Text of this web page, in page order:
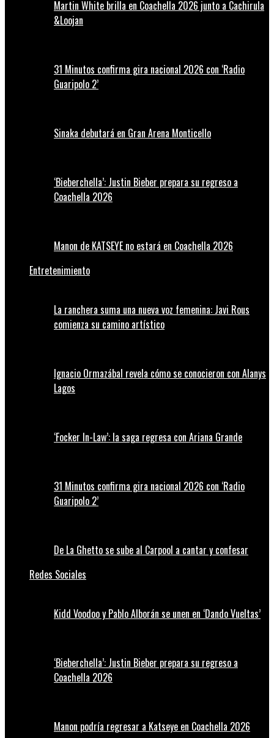
Martin White brilla en Coachella 2026 junto a Cachirula
&Loojan
31 Minutos confirma gira nacional 2026 con ‘Radio
Guaripolo 2’
Sinaka debutará en Gran Arena Monticello
‘Bieberchella’: Justin Bieber prepara su regreso a
Coachella 2026
Manon de KATSEYE no estará en Coachella 2026
Entretenimiento
La ranchera suma una nueva voz femenina: Javi Rous
comienza su camino artístico
Ignacio Ormazábal revela cómo se conocieron con Alanys
Lagos
‘Focker In-Law’: la saga regresa con Ariana Grande
31 Minutos confirma gira nacional 2026 con ‘Radio
Guaripolo 2’
De La Ghetto se sube al Carpool a cantar y confesar
Redes Sociales
Kidd Voodoo y Pablo Alborán se unen en ‘Dando Vueltas’
‘Bieberchella’: Justin Bieber prepara su regreso a
Coachella 2026
Manon podría regresar a Katseye en Coachella 2026